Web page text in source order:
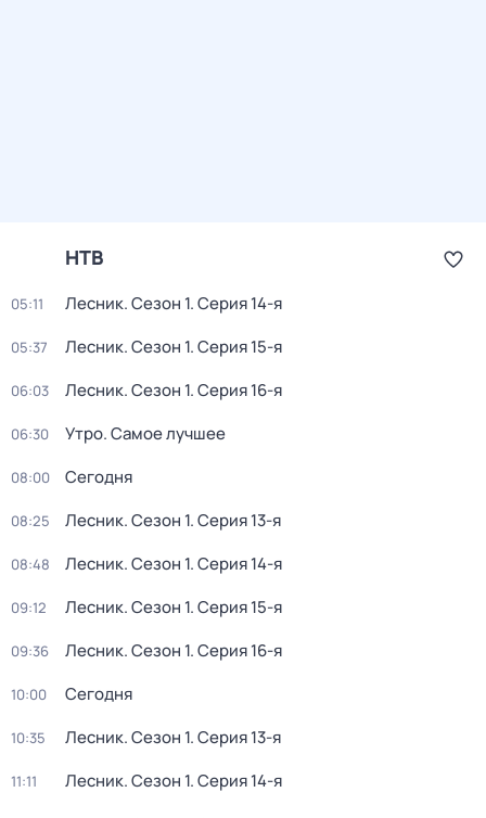
НТВ
05:11 Лесник. Сезон 1. Серия 14-я
05:37 Лесник. Сезон 1. Серия 15-я
06:03 Лесник. Сезон 1. Серия 16-я
06:30 Утро. Самое лучшее
08:00 Сегодня
08:25 Лесник. Сезон 1. Серия 13-я
08:48 Лесник. Сезон 1. Серия 14-я
09:12 Лесник. Сезон 1. Серия 15-я
09:36 Лесник. Сезон 1. Серия 16-я
10:00 Сегодня
10:35 Лесник. Сезон 1. Серия 13-я
11:11 Лесник. Сезон 1. Серия 14-я